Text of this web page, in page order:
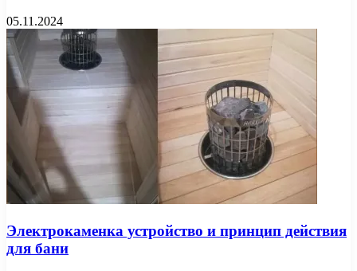
05.11.2024
Электрокаменка устройство и принцип действия
для бани